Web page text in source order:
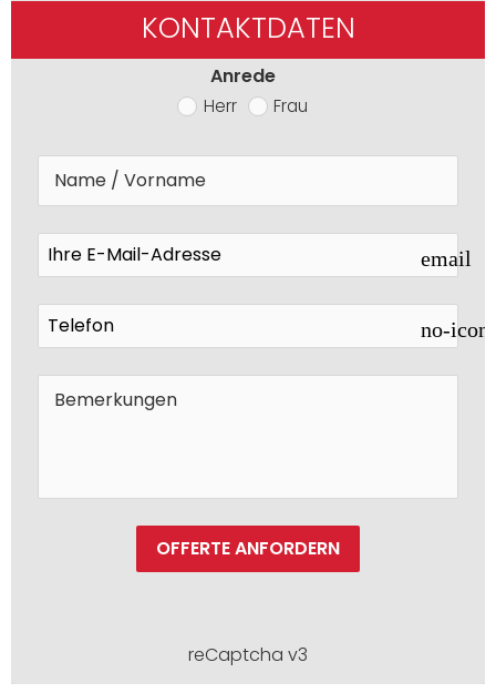
KONTAKTDATEN
Anrede
Herr Frau
email
no-icon
OFFERTE ANFORDERN
reCaptcha v3